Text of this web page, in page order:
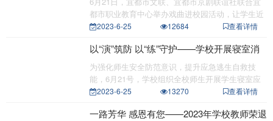
都市职业教育中心举办戏曲进校园活动，让学生近
距离感受和
2023-6-25 12684 查看详情
以“演”筑防 以“练”守护——学校开展寝室消
防应急疏散演练
为强化师生安全防范意识，提升应急逃生自救技
能，6月21号，学校组织全校师生开展学生寝室应
急避险疏散演
2023-6-25 13270 查看详情
一路芳华 感恩有您——2023年学校教师荣退